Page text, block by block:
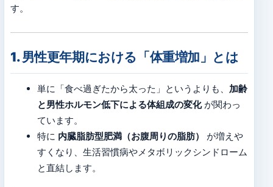
す。
1. 男性更年期における「体重増加」とは
単に「食べ過ぎたから太った」というよりも、 加齢
と男性ホルモン低下による体組成の変化が関わっ
ています。
特に 内臓脂肪型肥満（お腹周りの脂肪）
が増えや
すくなり、生活習慣病やメタボリックシンドローム
と直結します。